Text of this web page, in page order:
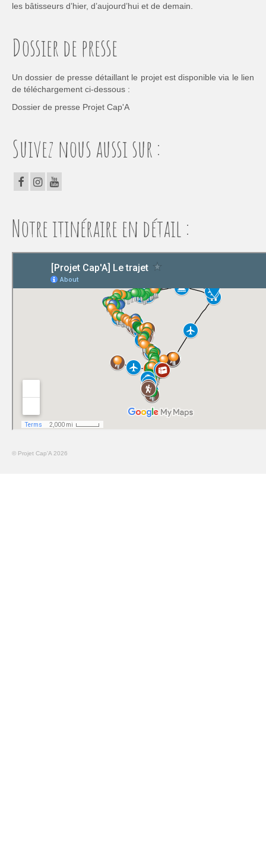
les bâtisseurs d’hier, d’aujourd’hui et de demain.
Dossier de presse
Un dossier de presse détaillant le projet est disponible via le lien
de téléchargement ci-dessous :
Dossier de presse Projet Cap'A
Suivez nous aussi sur :
Notre itinéraire en détail :
© Projet Cap'A 2026